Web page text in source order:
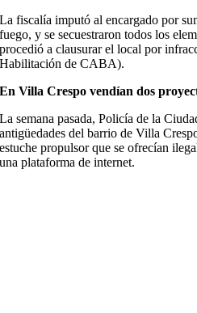
La fiscalía imputó al encargado por
fuego, y se secuestraron todos los
procedió a clausurar el local por
Habilitación de CABA).
En Villa Crespo vendían dos
La semana pasada, Policía de la
antigüedades del barrio de Villa
estuche propulsor que se ofrecían
una plataforma de internet.